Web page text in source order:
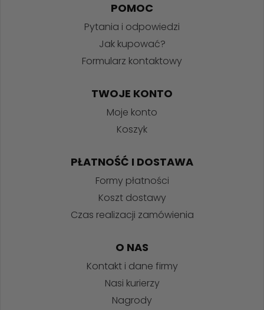
POMOC
Pytania i odpowiedzi
Jak kupować?
Formularz kontaktowy
TWOJE KONTO
Moje konto
Koszyk
PŁATNOŚĆ I DOSTAWA
Formy płatności
Koszt dostawy
Czas realizacji zamówienia
O NAS
Kontakt i dane firmy
Nasi kurierzy
Nagrody